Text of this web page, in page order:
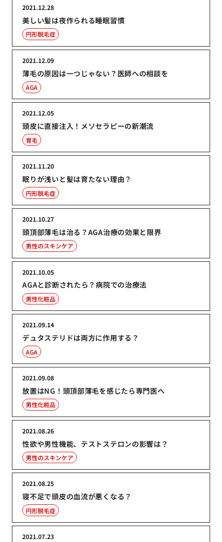
美しい髪は夜作られる睡眠習慣
2021.12.28
円形脱毛症
薄毛の原因は一つじゃない？医師への相談を
2021.12.09
AGA
頭皮に直接注入！メソセラピーの新潮流
2021.12.05
育毛
眠りが浅いと髪は育たない理由？
2021.11.20
円形脱毛症
頭頂部薄毛は治る？AGA治療の効果と限界
2021.10.27
男性のスキンケア
AGAと診断されたら？病院での治療法
2021.10.05
男性化粧品
デュタステリドは両方に作用する？
2021.09.14
AGA
放置はNG！頭頂部薄毛を感じたら専門医へ
2021.09.08
男性化粧品
性欲や男性機能、テストステロンの影響は？
2021.08.26
男性のスキンケア
寝不足で頭皮の血流が悪くなる？
2021.08.25
円形脱毛症
2021.07.23